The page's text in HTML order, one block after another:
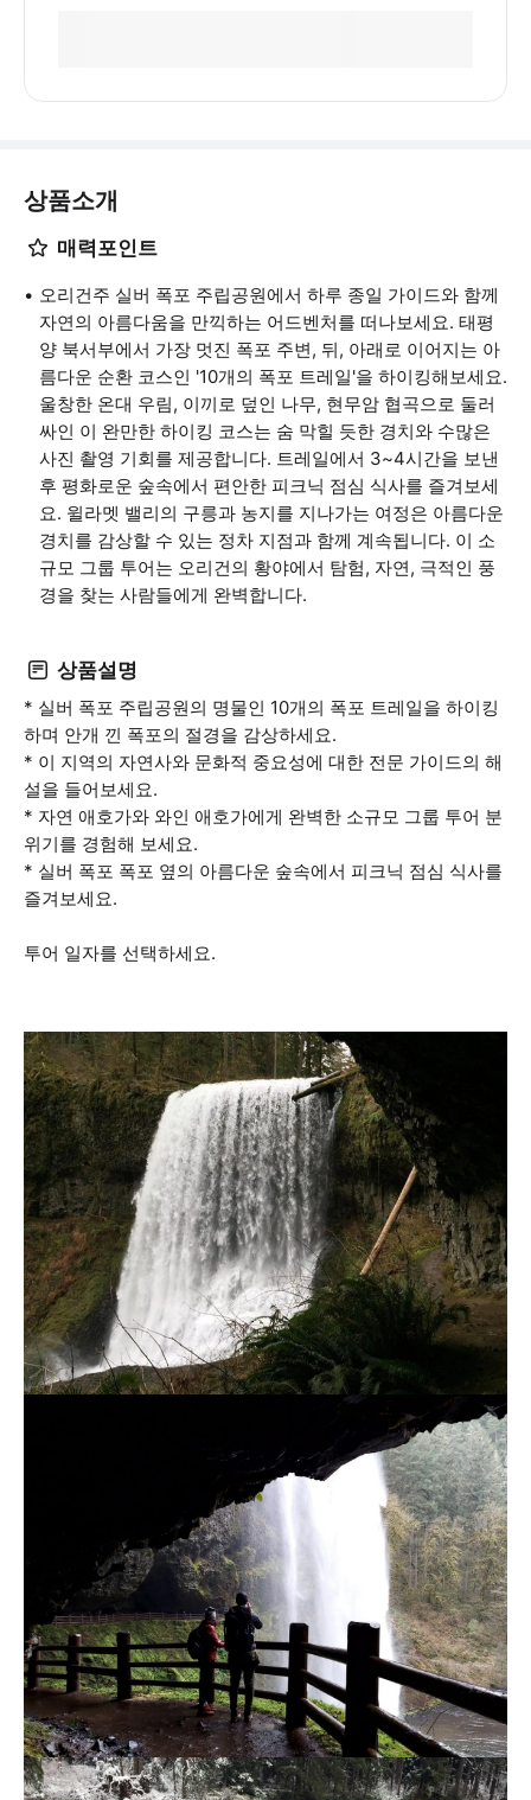
상품소개
매력포인트
오리건주 실버 폭포 주립공원에서 하루 종일 가이드와 함께
자연의 아름다움을 만끽하는 어드벤처를 떠나보세요. 태평
양 북서부에서 가장 멋진 폭포 주변, 뒤, 아래로 이어지는 아
름다운 순환 코스인 '10개의 폭포 트레일'을 하이킹해보세요.
울창한 온대 우림, 이끼로 덮인 나무, 현무암 협곡으로 둘러
싸인 이 완만한 하이킹 코스는 숨 막힐 듯한 경치와 수많은
사진 촬영 기회를 제공합니다. 트레일에서 3~4시간을 보낸
후 평화로운 숲속에서 편안한 피크닉 점심 식사를 즐겨보세
요. 윌라멧 밸리의 구릉과 농지를 지나가는 여정은 아름다운
경치를 감상할 수 있는 정차 지점과 함께 계속됩니다. 이 소
규모 그룹 투어는 오리건의 황야에서 탐험, 자연, 극적인 풍
경을 찾는 사람들에게 완벽합니다.
상품설명
* 실버 폭포 주립공원의 명물인 10개의 폭포 트레일을 하이킹
하며 안개 낀 폭포의 절경을 감상하세요.
* 이 지역의 자연사와 문화적 중요성에 대한 전문 가이드의 해
설을 들어보세요.
* 자연 애호가와 와인 애호가에게 완벽한 소규모 그룹 투어 분
위기를 경험해 보세요.
* 실버 폭포 폭포 옆의 아름다운 숲속에서 피크닉 점심 식사를
즐겨보세요.
투어 일자를 선택하세요.